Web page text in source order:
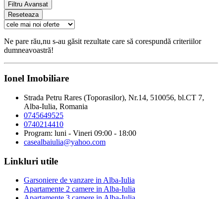
Filtru Avansat
Reseteaza
Ne pare rău,nu s-au găsit rezultate care să corespundă criteriilor
dumneavoastră!
Ionel Imobiliare
Strada Petru Rares (Toporasilor), Nr.14, 510056, bl.CT 7,
Alba-Iulia, Romania
0745649525
0740214410
Program: luni - Vineri 09:00 - 18:00
casealbaiulia@yahoo.com
Linkluri utile
Garsoniere de vanzare in Alba-Iulia
Apartamente 2 camere in Alba-Iulia